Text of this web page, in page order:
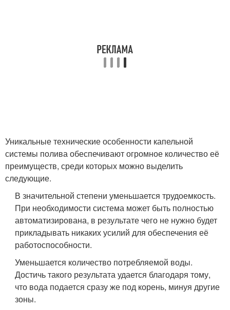
Уникальные технические особенности капельной
системы полива обеспечивают огромное количество её
преимуществ, среди которых можно выделить
следующие.
В значительной степени уменьшается трудоемкость.
При необходимости система может быть полностью
автоматизирована, в результате чего не нужно будет
прикладывать никаких усилий для обеспечения её
работоспособности.
Уменьшается количество потребляемой воды.
Достичь такого результата удается благодаря тому,
что вода подается сразу же под корень, минуя другие
зоны.